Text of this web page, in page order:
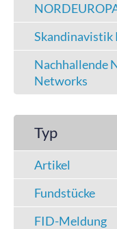
Skandinavistik
Nachhallende
Networks
Typ
Artikel
Fundstücke
FID-Meldung